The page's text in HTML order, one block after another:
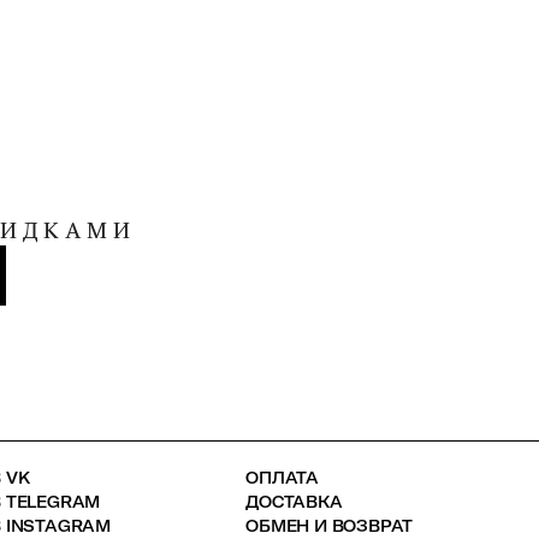
ОПЛАТА
ДОСТАВКА
ОБМЕН И ВОЗВРАТ